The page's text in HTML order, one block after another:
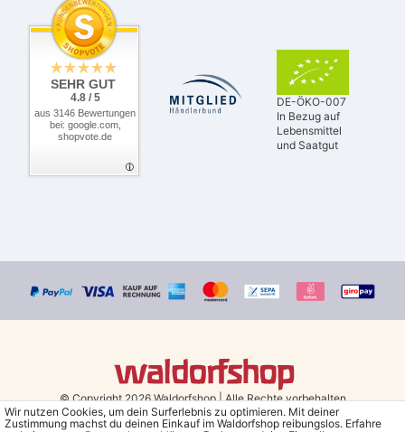
SEHR GUT
4.8 / 5
aus 3146 Bewertungen
bei: google.com,
shopvote.de
DE-ÖKO-007
In Bezug auf
Lebensmittel
und Saatgut
© Copyright 2026 Waldorfshop|Alle Rechte vorbehalten.
Wir nutzen Cookies, um dein Surferlebnis zu optimieren. Mit deiner
Zustimmung machst du deinen Einkauf im Waldorfshop reibungslos. Erfahre